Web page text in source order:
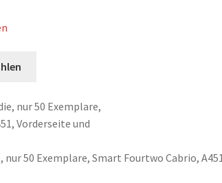
mehrere
Varianten
Die
50 Exemplare, Smart Fourtwo Cabrio,